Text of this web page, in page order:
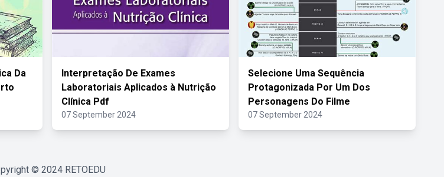
Da
Interpretação De Exames
Laboratoriais Aplicados à Nutrição
Clínica Pdf
07 September 2024
Selecione Uma Sequência
Protagonizada Por Um Dos
Personagens Do Filme
07 September 2024
© 2024 RETOEDU